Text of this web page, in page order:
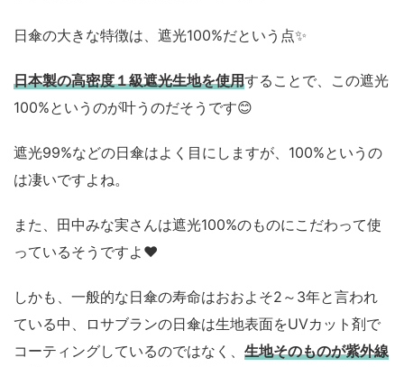
日傘の大きな特徴は、遮光100%だという点✨
日本製の高密度１級遮光生地を使用することで、この遮光
100%というのが叶うのだそうです😊
遮光99%などの日傘はよく目にしますが、100%というの
は凄いですよね。
また、田中みな実さんは遮光100%のものにこだわって使
っているそうですよ♥
しかも、一般的な日傘の寿命はおおよそ2～3年と言われ
ている中、ロサブランの日傘は生地表面をUVカット剤で
コーティングしているのではなく、 生地そのものが紫外線